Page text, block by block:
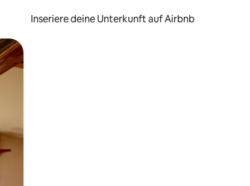
Inseriere deine Unterkunft auf Airbnb